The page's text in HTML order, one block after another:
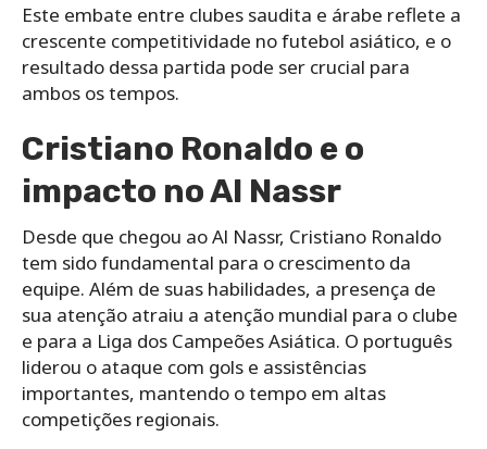
Este embate entre clubes saudita e árabe reflete a
crescente competitividade no futebol asiático, e o
resultado dessa partida pode ser crucial para
ambos os tempos.
Cristiano Ronaldo e o
impacto no Al Nassr
Desde que chegou ao Al Nassr, Cristiano Ronaldo
tem sido fundamental para o crescimento da
equipe. Além de suas habilidades, a presença de
sua atenção atraiu a atenção mundial para o clube
e para a Liga dos Campeões Asiática. O português
liderou o ataque com gols e assistências
importantes, mantendo o tempo em altas
competições regionais.